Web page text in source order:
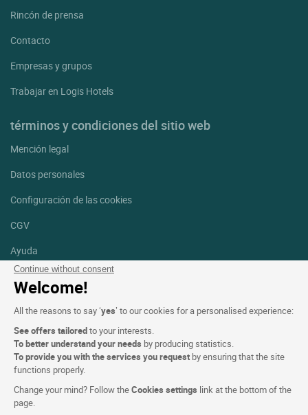
Continue without consent
Welcome!
All the reasons to say ‘yes’ to our cookies for a personalised experience:
See offers tailoredto your interests.
To better understand your needs by producing statistics.
To provide you with the services you request by ensuring that the site
functions properly.
Change your mind? Follow theCookies settings link at the bottom of the
page.
Rincón de prensa
Contacto
Empresas y grupos
Trabajar en Logis Hotels
términos y condiciones del sitio web
Mención legal
Datos personales
Configuración de las cookies
CGV
Ayuda
Mapa del sitio
fotografías
Síguenos
Facebook
Instagram
Linkedin